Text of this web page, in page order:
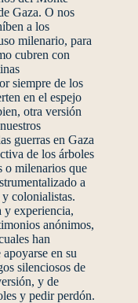
Gaza. O nos
a los
milenario, para
cubren con
siempre de los
en el espejo
otra versión
guerras en Gaza
de los árboles
o milenarios que
a
colonialistas.
y experiencia,
anónimos,
han
en su
silenciosos de
y de
y pedir perdón.